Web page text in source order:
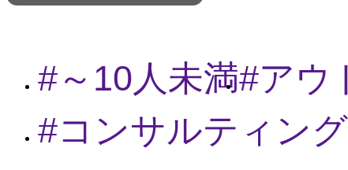
～10人未満
アウ
コンサルティン